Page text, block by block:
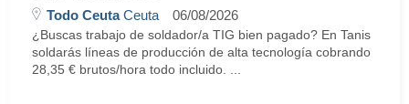
Todo CeutaCeuta 06/08/2026
¿Buscas trabajo de soldador/a TIG bien pagado? En Tanis
soldarás líneas de producción de alta tecnología cobrando
28,35 € brutos/hora todo incluido. ...